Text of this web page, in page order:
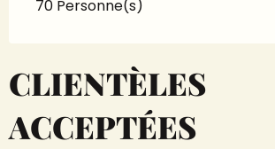
70 Personne(s)
CLIENTÈLES
ACCEPTÉES